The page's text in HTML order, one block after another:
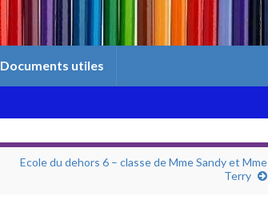
Documents utiles
Ecole du dehors 6 – classe de Mme Sandy et Mme
Terry